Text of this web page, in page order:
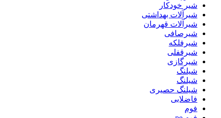
شیر خودکار
شیرآلات بهداشتی
شیرآلات قهرمان
شیرصافی
شیرفلکه
شیرقفلی
شیرگازی
شیلنگ
شیلنگ
شیلنگ حصیری
فاضلابی
فوم